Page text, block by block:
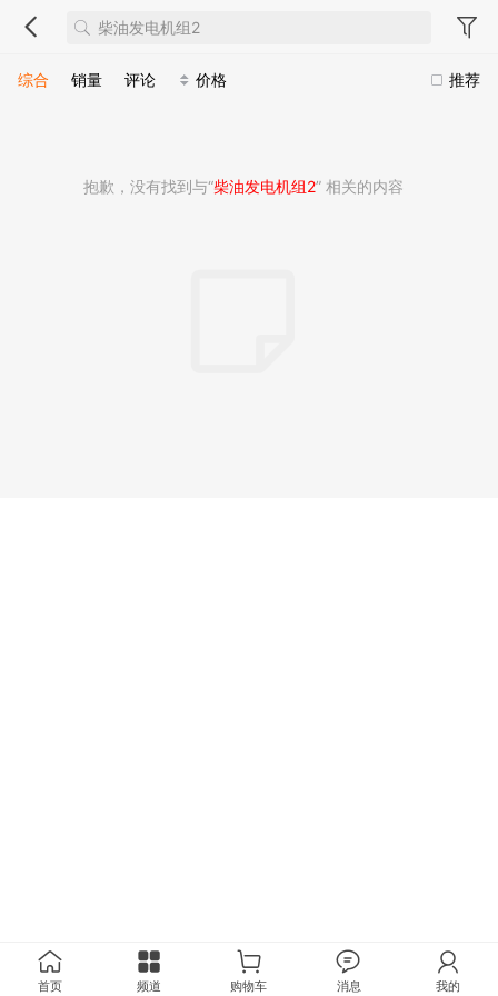
推荐
综合 销量 评论 价格
抱歉，没有找到与“柴油发电机组2” 相关的内容
首页 频道 购物车 消息 我的